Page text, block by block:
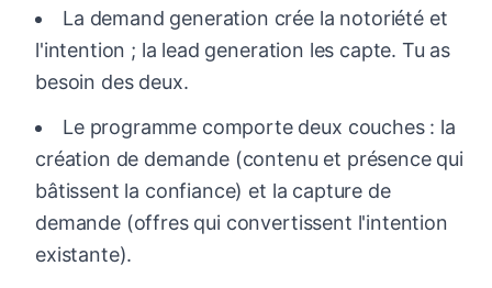
La demand generation crée la notoriété et
l'intention ; la lead generation les capte. Tu as
besoin des deux.
Le programme comporte deux couches : la
création de demande (contenu et présence qui
bâtissent la confiance) et la capture de
demande (offres qui convertissent l'intention
existante).